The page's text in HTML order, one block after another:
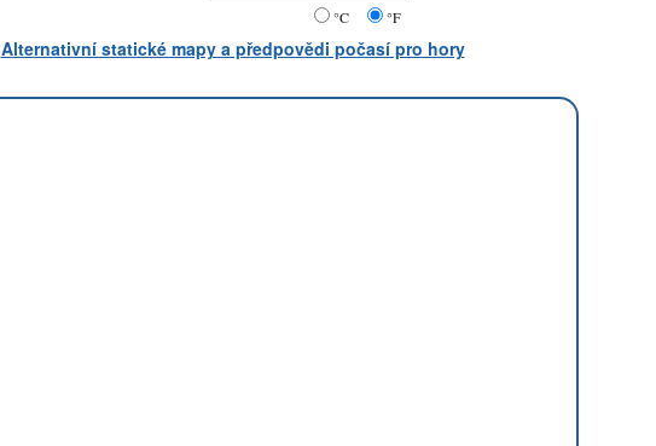
°C °F
Alternativní statické mapy a předpovědi počasí pro hory